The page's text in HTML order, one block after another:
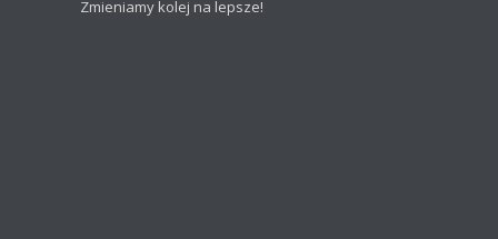
Zmieniamy kolej na lepsze!